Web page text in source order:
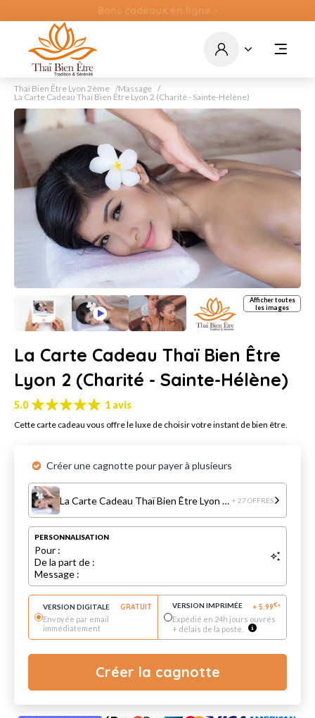
Bons cadeaux en ligne -
par courrier - cagnottes en
Thaï Bien Être Lyon 2ème
Massage
La Carte Cadeau Thaï Bien Être Lyon 2 (Charité - Sainte-Hélène)
Afficher toutes
les images
La Carte Cadeau Thaï Bien Être
Lyon 2 (Charité - Sainte-Hélène)
5.0 1 avis
Cette carte cadeau vous offre le luxe de choisir votre instant de bien être.
Créer une cagnotte pour payer à plusieurs
La Carte Cadeau Thaï Bien Être Lyon 2 (Charité - Sainte-Hélène) + 27 OFFRES
PERSONNALISATION
Pour :
De la part de :
Message :
VERSION DIGITALE
GRATUIT
Envoyée par email
immédiatement
VERSION IMPRIMÉE + 5.99€*
Expédié en 24h jours ouvrés
+ délais de la poste.
Créer la cagnotte